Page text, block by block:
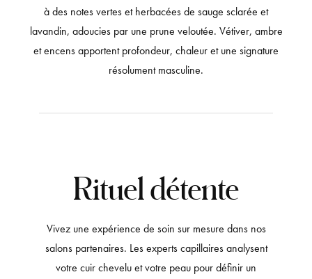
à des notes vertes et herbacées de sauge sclarée et
lavandin, adoucies par une prune veloutée. Vétiver, ambre
et encens apportent profondeur, chaleur et une signature
résolument masculine.
Rituel détente
Vivez une expérience de soin sur mesure dans nos
salons partenaires. Les experts capillaires analysent
votre cuir chevelu et votre peau pour définir un